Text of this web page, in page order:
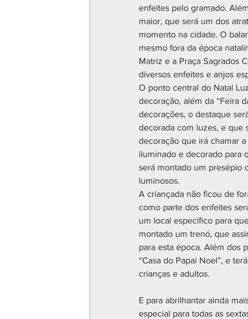
enfeites pelo gramado.
maior, que será um dos
momento na cidade. O
mesmo fora da época
Matriz e a Praça Sagrados
diversos enfeites e anjos
O ponto central do Natal
decoração, além da “Feira
decorações, o destaque
decorada com luzes, e que
decoração que irá chamar
iluminado e decorado para
será montado um presépio
luminosos.
A criançada não ficou de
como parte dos enfeites
um local específico para
montado um trenó, que
para esta época. Além dos
“Casa do Papai Noel”, e
crianças e adultos.
E para abrilhantar ainda
especial para todas as